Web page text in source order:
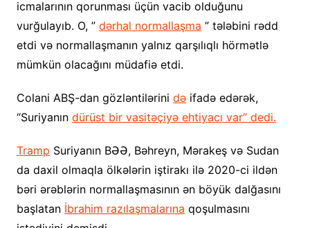
icmalarının qorunması üçün vacib olduğunu
vurğulayıb. O, ” dərhal normallaşma ” tələbini rədd
etdi və normallaşmanın yalnız qarşılıqlı hörmətlə
mümkün olacağını müdafiə etdi.
Colani ABŞ-dan gözləntilərini dəifadə edərək,
“Suriyanın dürüst bir vasitəçiyə ehtiyacı var” dedi.
Tramp Suriyanın BƏƏ, Bəhreyn, Mərakeş və Sudan
da daxil olmaqla ölkələrin iştirakı ilə 2020-ci ildən
bəri ərəblərin normallaşmasının ən böyük dalğasını
başlatan İbrahim razılaşmalarına qoşulmasını